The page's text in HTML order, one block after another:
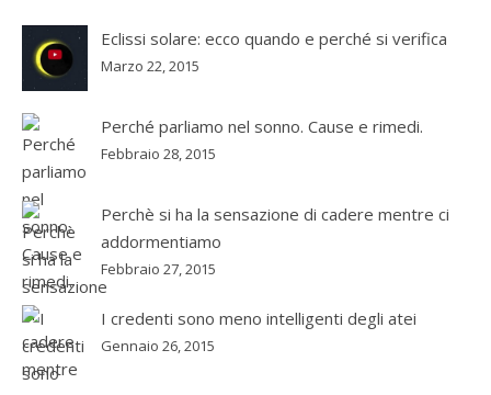
Eclissi solare: ecco quando e perché si verifica
Marzo 22, 2015
Perché parliamo nel sonno. Cause e rimedi.
Febbraio 28, 2015
Perchè si ha la sensazione di cadere mentre ci
addormentiamo
Febbraio 27, 2015
I credenti sono meno intelligenti degli atei
Gennaio 26, 2015